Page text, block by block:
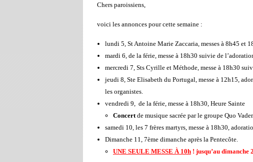
Chers paroissiens,
voici les annonces pour cette semaine :
lundi 5, St Antoine Marie Zaccaria, messes à 8h45 et
mardi 6, de la férie, messe à 18h30 suivie de
mercredi 7, Sts Cyrille et Méthode, messe à 18h30
jeudi 8, Ste Elisabeth du Portugal, messe à 12h15,
les organistes.
vendredi 9, de la férie, messe à 18h30, Heure Sainte
Concertde musique sacrée par le groupe Quo
samedi 10, les 7 frères martyrs, messe à 18h30,
Dimanche 11, 7ème dimanche après la Pentecôte.
UNE SEULE MESSE À 10h ! jusqu’au dimanche